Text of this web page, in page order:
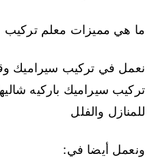
ما هي مميزات معلم تركيب
نعمل في تركيب سيراميك
تركيب سيراميك باركيه
للمنازل والفلل
ونعمل أيضا في: